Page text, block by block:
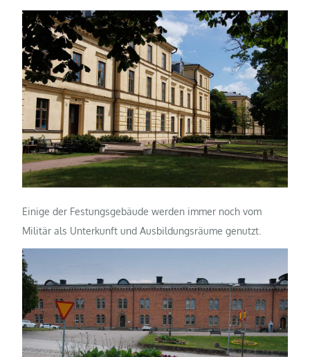
Einige der Festungsgebäude werden immer noch vom
Militär als Unterkunft und Ausbildungsräume genutzt.